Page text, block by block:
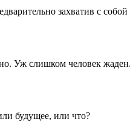
захватив с
слишком человек жаден.
будущее, или что?